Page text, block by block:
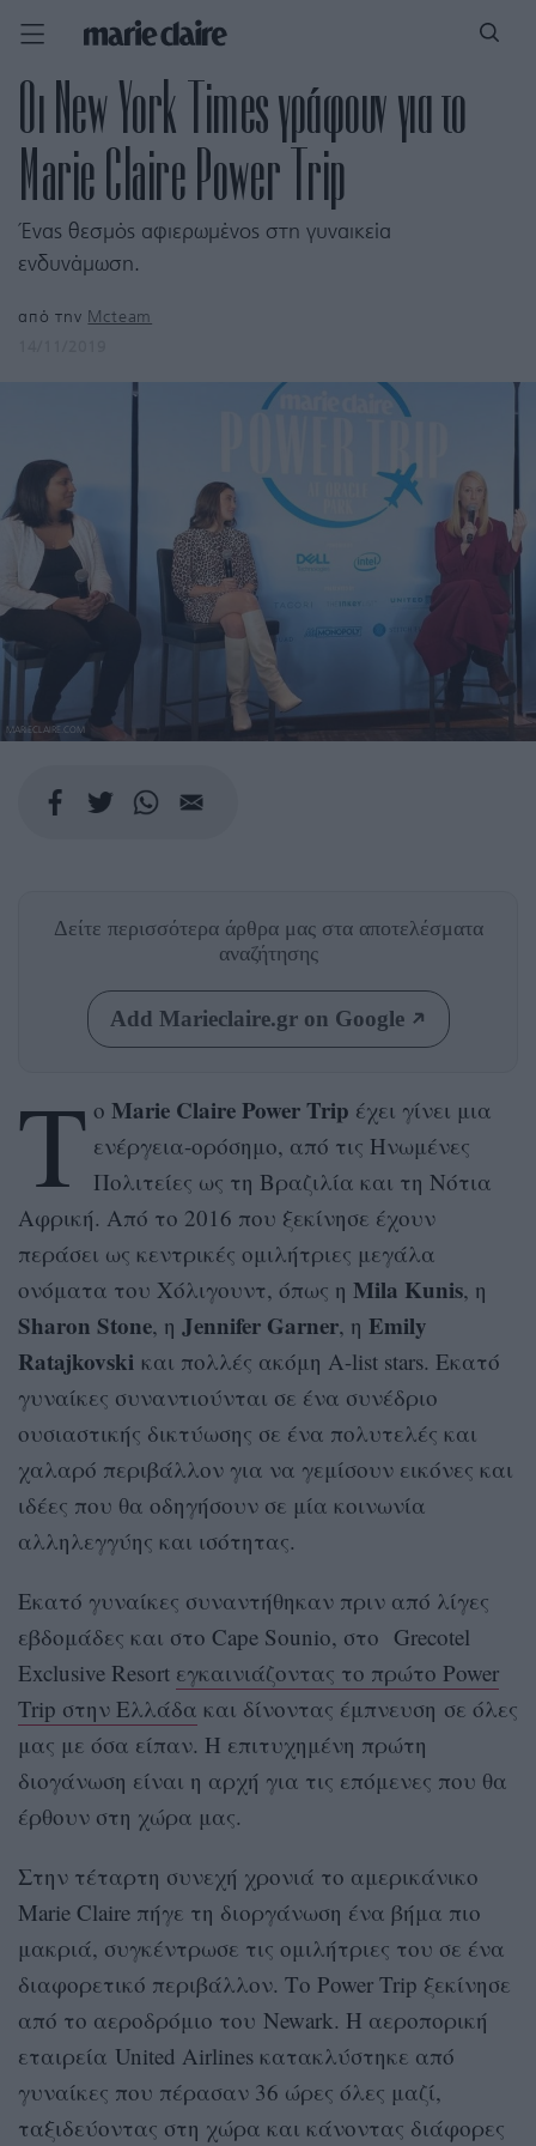
Οι New York Times γράφουν για το
Marie Claire Power Trip
Ένας θεσμός αφιερωμένος στη γυναικεία
ενδυνάμωση.
από την Mcteam
MARIECLAIRE.COM
Δείτε περισσότερα άρθρα μας στα αποτελέσματα
αναζήτησης
Add Marieclaire.gr on Google
T ο Marie Claire Power Trip έχει γίνει μια
ενέργεια-ορόσημο, από τις Ηνωμένες
Πολιτείες ως τη Βραζιλία και τη Νότια
Αφρική. Από το 2016 που ξεκίνησε έχουν
περάσει ως κεντρικές ομιλήτριες μεγάλα
ονόματα του Χόλιγουντ, όπως η Mila Kunis, η
Sharon Stone, η Jennifer Garner, η Emily
Ratajkovski και πολλές ακόμη A-list stars. Εκατό
γυναίκες συναντιούνται σε ένα συνέδριο
ουσιαστικής δικτύωσης σε ένα πολυτελές και
χαλαρό περιβάλλον για να γεμίσουν εικόνες και
ιδέες που θα οδηγήσουν σε μία κοινωνία
αλληλεγγύης και ισότητας.
Εκατό γυναίκες συναντήθηκαν πριν από λίγες
εβδομάδες και στο Cape Sounio, στο Grecotel
Exclusive Resort εγκαινιάζοντας το πρώτο Power
Trip στην Ελλάδα και δίνοντας έμπνευση σε όλες
μας με όσα είπαν. Η επιτυχημένη πρώτη
διογάνωση είναι η αρχή για τις επόμενες που θα
έρθουν στη χώρα μας.
Στην τέταρτη συνεχή χρονιά το αμερικάνικο
Marie Claire πήγε τη διοργάνωση ένα βήμα πιο
μακριά, συγκέντρωσε τις ομιλήτριες του σε ένα
διαφορετικό περιβάλλον. Το Power Trip ξεκίνησε
από το αεροδρόμιο του Newark. Η αεροπορική
εταιρεία United Airlines κατακλύστηκε από
γυναίκες που πέρασαν 36 ώρες όλες μαζί,
ταξιδεύοντας στη χώρα και κάνοντας διάφορες